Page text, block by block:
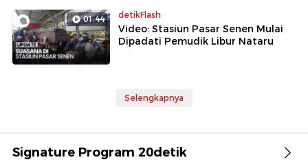
01:44 detikFlash
Video: Stasiun Pasar Senen Mulai
Dipadati Pemudik Libur Nataru
Selengkapnya
Signature Program 20detik